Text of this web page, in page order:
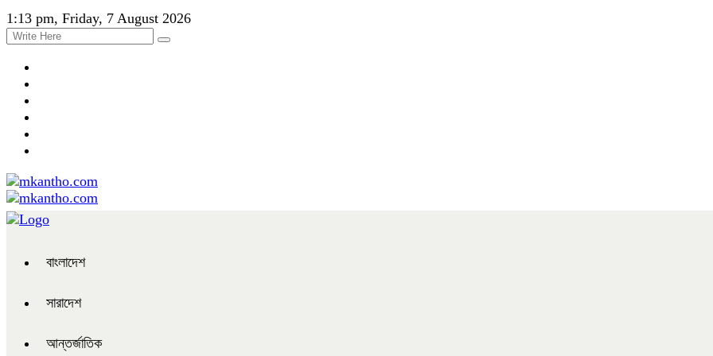
1:13 pm, Friday, 7 August 2026
বাংলাদেশ
সারাদেশ
আন্তর্জাতিক